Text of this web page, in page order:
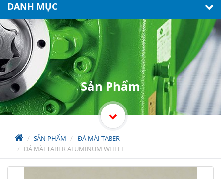
DANH MỤC
SẢN PHẨM
ĐÁ MÀI TABER
ĐÁ MÀI TABER ALUMINUM WHEEL
Sản Phẩm